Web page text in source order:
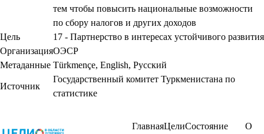
тем чтобы повысить национальные возможности
по сбору налогов и других доходов
Цель
17 - Партнерство в интересах устойчивого развития
ОрганизацияОЭСР
Метаданные Türkmençe, English, Русский
Источник
Государственный комитет Туркменистана по
статистике
ГлавнаяЦелиСостояние
О